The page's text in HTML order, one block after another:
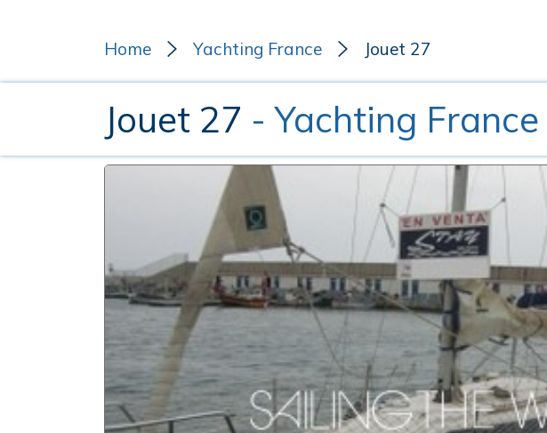
Home Yachting France Jouet 27
Jouet 27 - Yachting France